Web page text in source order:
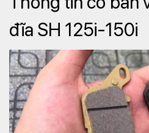
đĩa SH 125i-150i